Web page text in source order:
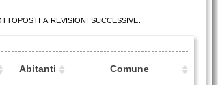
a revisioni successive.
Abitanti Comune